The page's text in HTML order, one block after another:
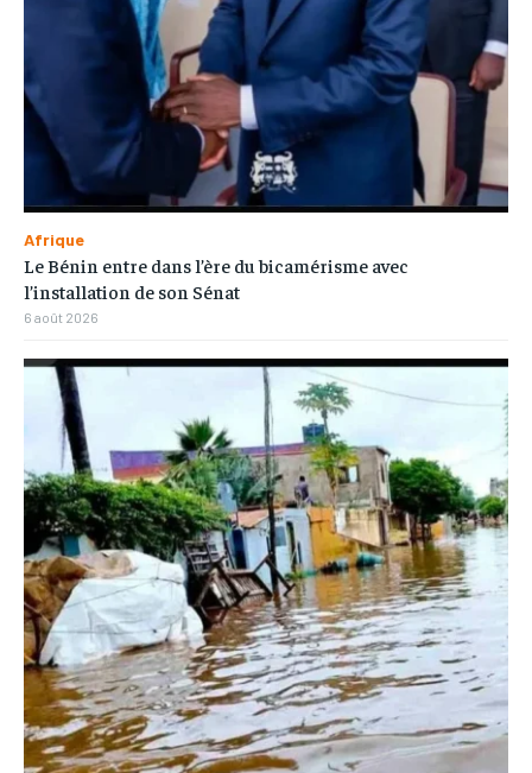
Afrique
Le Bénin entre dans l’ère du bicamérisme avec
l’installation de son Sénat
6 août 2026